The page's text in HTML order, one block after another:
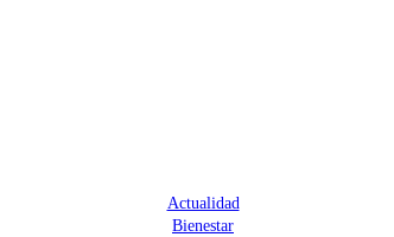
Actualidad
Bienestar